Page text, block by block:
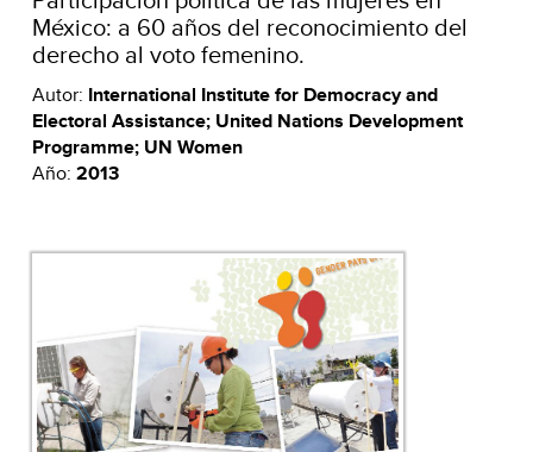
México: a 60 años del reconocimiento del
derecho al voto femenino.
Autor: International Institute for Democracy and
Electoral Assistance; United Nations Development
Programme; UN Women
Año: 2013